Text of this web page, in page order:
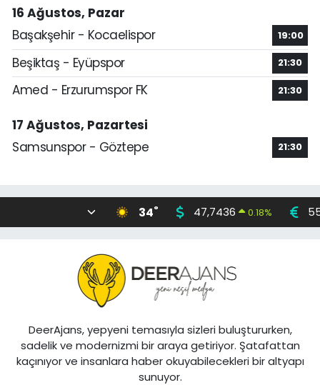
16 Ağustos, Pazar
Başakşehir - Kocaelispor
19:00
Beşiktaş - Eyüpspor 21:30
Amed - Erzurumspor FK 21:30
17 Ağustos, Pazartesi
Samsunspor - Göztepe
21:30
34° 47,7436 0.18%
DeerAjans, yepyeni temasıyla sizleri buluştururken,
sadelik ve modernizmi bir araya getiriyor. Şatafattan
kaçınıyor ve insanlara haber okuyabilecekleri bir altyapı
sunuyor.